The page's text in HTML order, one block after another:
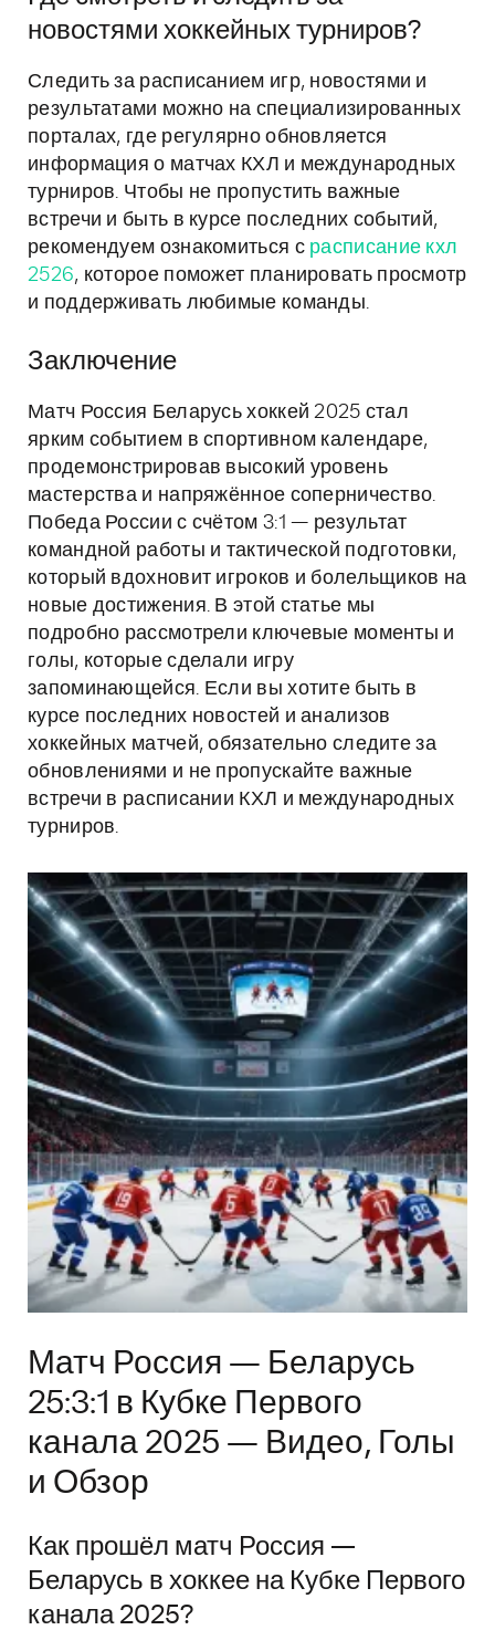
новостями хоккейных турниров?
Следить за расписанием игр, новостями и
результатами можно на специализированных
порталах, где регулярно обновляется
информация о матчах КХЛ и международных
турниров. Чтобы не пропустить важные
встречи и быть в курсе последних событий,
рекомендуем ознакомиться с расписание кхл
2526, которое поможет планировать просмотр
и поддерживать любимые команды.
Заключение
Матч Россия Беларусь хоккей 2025 стал
ярким событием в спортивном календаре,
продемонстрировав высокий уровень
мастерства и напряжённое соперничество.
Победа России с счётом 3:1 — результат
командной работы и тактической подготовки,
который вдохновит игроков и болельщиков на
новые достижения. В этой статье мы
подробно рассмотрели ключевые моменты и
голы, которые сделали игру
запоминающейся. Если вы хотите быть в
курсе последних новостей и анализов
хоккейных матчей, обязательно следите за
обновлениями и не пропускайте важные
встречи в расписании КХЛ и международных
турниров.
Матч Россия — Беларусь
25:3:1 в Кубке Первого
канала 2025 — Видео, Голы
и Обзор
Как прошёл матч Россия —
Беларусь в хоккее на Кубке Первого
канала 2025?